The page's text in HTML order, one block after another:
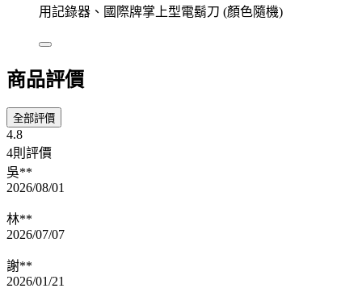
用記錄器、國際牌掌上型電鬍刀 (顏色隨機)
商品評價
全部評價
4.8
4則評價
吳**
2026/08/01
林**
2026/07/07
謝**
2026/01/21